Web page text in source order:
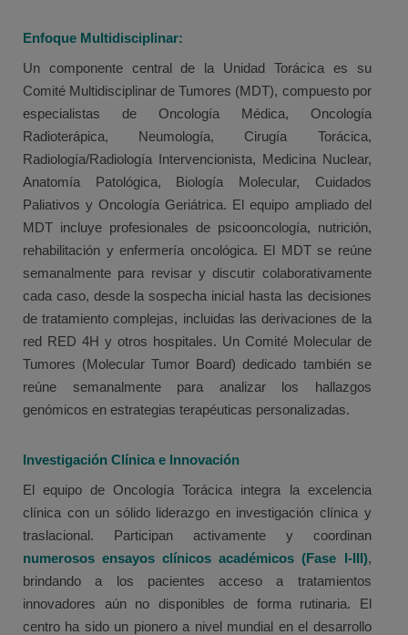
Enfoque Multidisciplinar:
Un componente central de la Unidad Torácica es su
Comité Multidisciplinar de Tumores (MDT), compuesto por
especialistas de Oncología Médica, Oncología
Radioterápica, Neumología, Cirugía Torácica,
Radiología/Radiología Intervencionista, Medicina Nuclear,
Anatomía Patológica, Biología Molecular, Cuidados
Paliativos y Oncología Geriátrica. El equipo ampliado del
MDT incluye profesionales de psicooncología, nutrición,
rehabilitación y enfermería oncológica. El MDT se reúne
semanalmente para revisar y discutir colaborativamente
cada caso, desde la sospecha inicial hasta las decisiones
de tratamiento complejas, incluidas las derivaciones de la
red RED 4H y otros hospitales. Un Comité Molecular de
Tumores (Molecular Tumor Board) dedicado también se
reúne semanalmente para analizar los hallazgos
genómicos en estrategias terapéuticas personalizadas.
Investigación Clínica e Innovación
El equipo de Oncología Torácica integra la excelencia
clínica con un sólido liderazgo en investigación clínica y
traslacional. Participan activamente y coordinan
numerosos ensayos clínicos académicos (Fase I-III),
brindando a los pacientes acceso a tratamientos
innovadores aún no disponibles de forma rutinaria. El
centro ha sido un pionero a nivel mundial en el desarrollo